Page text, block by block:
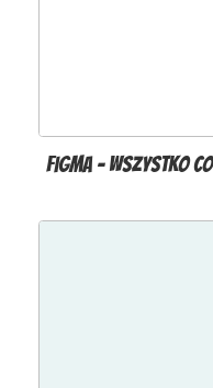
Figma - wszystko